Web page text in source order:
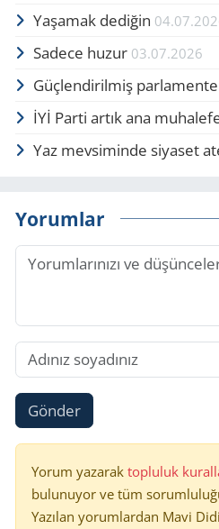
Yaşamak dediğin
Sadece huzur 03.07.2026
Güçlendirilmiş
İYİ Parti artık ana
Yaz mevsiminde siyaset
Yorumlar
Gönder
Yorum yazarak topluluk
bulunuyor ve tüm
Yazılan yorumlardan Mavi